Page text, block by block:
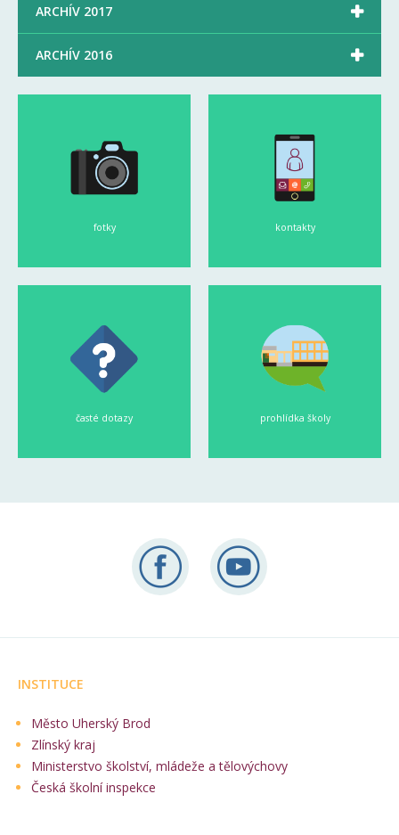
ARCHÍV 2017 
ARCHÍV 2016 
fotky kontakty
časté dotazy prohlídka školy
INSTITUCE
Město Uherský Brod
Zlínský kraj
Ministerstvo školství, mládeže a tělovýchovy
Česká školní inspekce